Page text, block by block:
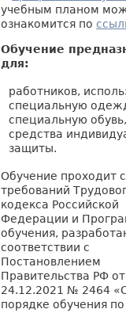
учебным планом
ознакомится по
Обучение
для:
работников,
специальную
специальную
средства
защиты.
Обучение проходит
требований
кодекса Российской
Федерации и
обучения,
соответствии с
Постановлением
Правительства РФ от
24.12.2021 № 2464
порядке обучения